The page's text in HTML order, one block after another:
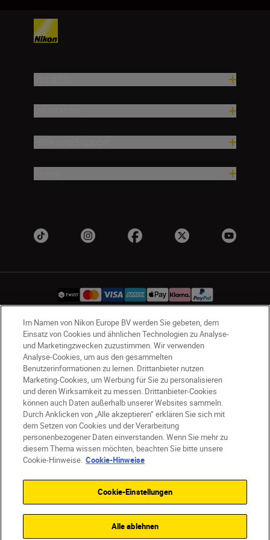
SYSTEM TECHNISCHE DATEN
CH Nikon Sites
Kontaktieren Sie uns
Datenschutzhinweis
Nutzungsbedingungen
Geschäftsbedingungen des Nikon Stores
Cookie-Hinweise
Barrierefreiheit
Cookie-Einstellungen
© 2026 Nikon
Im Namen von Nikon Europe BV werden Sie gebeten, dem
Einsatz von Cookies und ähnlichen Technologien zu Analyse-
und Marketingzwecken zuzustimmen. Wir verwenden
Analyse-Cookies, um aus den gesammelten
Benutzerinformationen zu lernen. Drittanbieter nutzen
Marketing-Cookies, um Werbung für Sie zu personalisieren
und deren Wirksamkeit zu messen. Drittanbieter-Cookies
können auch Daten außerhalb unserer Websites sammeln.
Durch Anklicken von „Alle akzeptieren“ erklären Sie sich mit
dem Setzen von Cookies und der Verarbeitung
personenbezogener Daten einverstanden. Wenn Sie mehr zu
diesem Thema wissen möchten, beachten Sie bitte unsere
Cookie-Hinweise. Cookie-Hinweise
Cookie-Einstellungen
Alle ablehnen